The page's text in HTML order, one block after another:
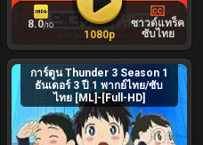
8.0/10
ซาวด์แทร็ค
ซับไทย
1080p
การ์ตูน Thunder 3 Season 1
ธันเดอร์ 3 ปี 1 พากย์ไทย/ซับ
ไทย [ML]-[Full-HD]